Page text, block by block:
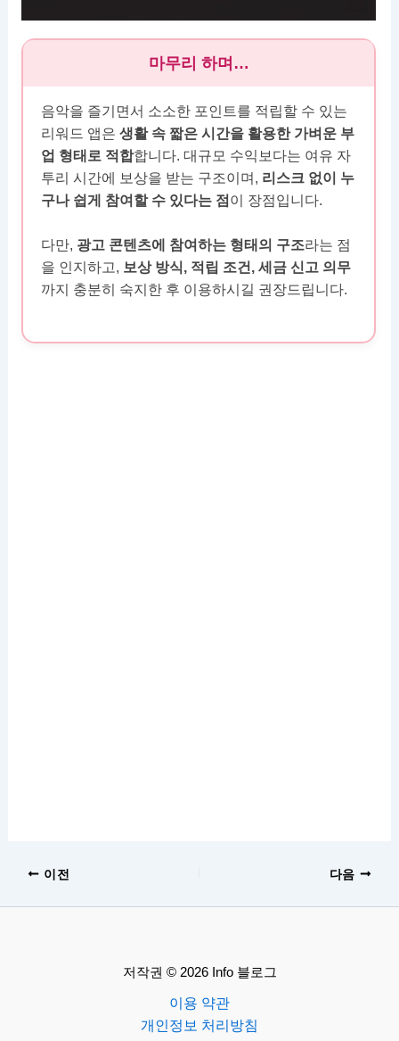
마무리 하며…
음악을 즐기면서 소소한 포인트를 적립할 수 있는
리워드 앱은 생활 속 짧은 시간을 활용한 가벼운 부
업 형태로 적합합니다. 대규모 수익보다는 여유 자
투리 시간에 보상을 받는 구조이며, 리스크 없이 누
구나 쉽게 참여할 수 있다는 점 이 장점입니다.
다만, 광고 콘텐츠에 참여하는 형태의 구조라는 점
을 인지하고, 보상 방식, 적립 조건, 세금 신고 의무
까지 충분히 숙지한 후 이용하시길 권장드립니다.
이전 다음
저작권 © 2026 Info 블로그
이용 약관
개인정보 처리방침